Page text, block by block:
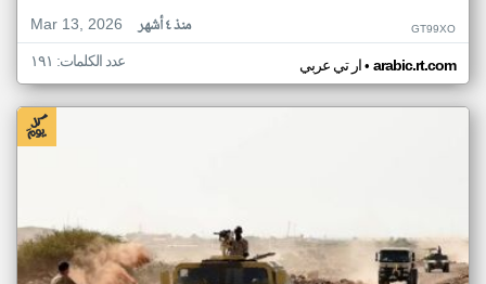
Mar 13, 2026
منذ ٤ أشهر GT99XO
ار تي عربي• arabic.rt.com عدد الكلمات: ١٩١